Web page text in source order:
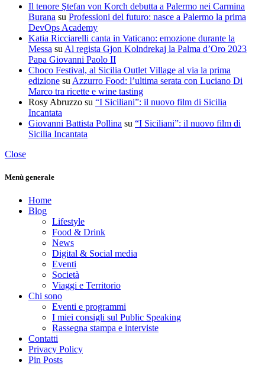
Il tenore Ştefan von Korch debutta a Palermo nei Carmina
Burana su Professioni del futuro: nasce a Palermo la prima
DevOps Academy
Katia Ricciarelli canta in Vaticano: emozione durante la
Messa su Al regista Gjon Kolndrekaj la Palma d’Oro 2023
Papa Giovanni Paolo II
Choco Festival, al Sicilia Outlet Village al via la prima
edizione su Azzurro Food: l’ultima serata con Luciano Di
Marco tra ricette e wine tasting
Rosy Abruzzo su “I Siciliani”: il nuovo film di Sicilia
Incantata
Giovanni Battista Pollina su “I Siciliani”: il nuovo film di
Sicilia Incantata
Close
Menù generale
Home
Blog
Lifestyle
Food & Drink
News
Digital & Social media
Eventi
Società
Viaggi e Territorio
Chi sono
Eventi e programmi
I miei consigli sul Public Speaking
Rassegna stampa e interviste
Contatti
Privacy Policy
Pin Posts